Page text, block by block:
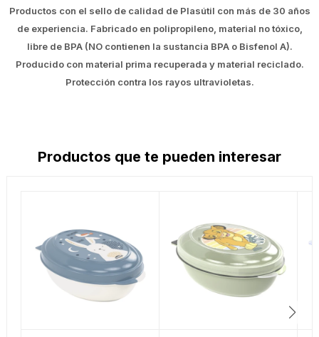
Productos con el sello de calidad de Plasútil con más de 30 años
de experiencia. Fabricado en polipropileno, material no tóxico,
libre de BPA (NO contienen la sustancia BPA o Bisfenol A).
Producido con material prima recuperada y material reciclado.
Protección contra los rayos ultravioletas.
Productos que te pueden interesar